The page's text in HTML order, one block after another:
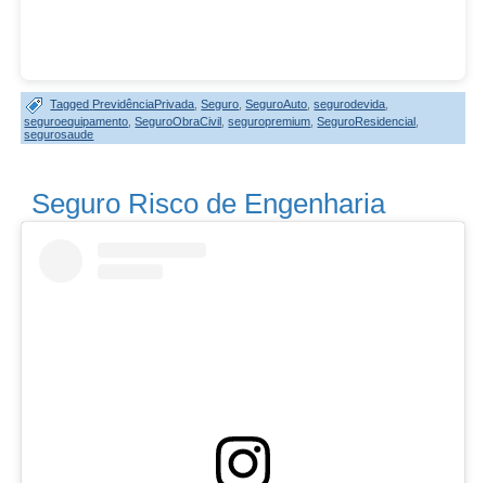
Tagged PrevidênciaPrivada ,Seguro ,SeguroAuto ,segurodevida
seguroequipamento ,SeguroObraCivil ,seguropremium ,SeguroResidencial
segurosaude
Seguro Risco de Engenharia